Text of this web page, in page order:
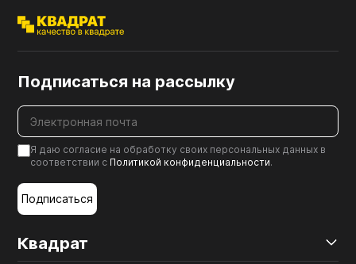
Квадрат
Подписаться на рассылку
Я даю согласие на обработку своих персональных данных в
соответствии с Политикой конфиденциальности.
Подписаться